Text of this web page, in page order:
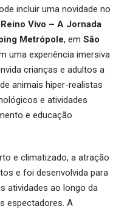
incluir uma novidade no
Reino Vivo – A Jornada
Metrópole, em São
uma experiência imersiva
crianças e adultos a
animais hiper-realistas
e atividades
e educação
e climatizado, a atração
e foi desenvolvida para
atividades ao longo da
espectadores. A